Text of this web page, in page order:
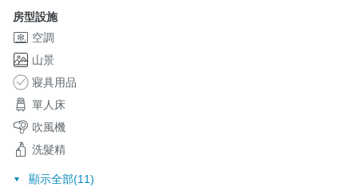
房型設施
空調
山景
寢具用品
單人床
吹風機
洗髮精
顯示全部(11)